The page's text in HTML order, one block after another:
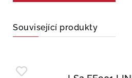
Související produkty